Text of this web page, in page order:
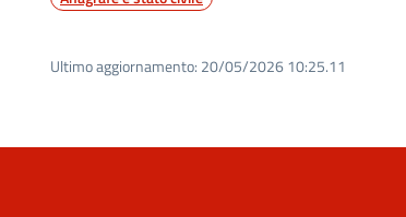
Ultimo aggiornamento: 20/05/2026 10:25.11